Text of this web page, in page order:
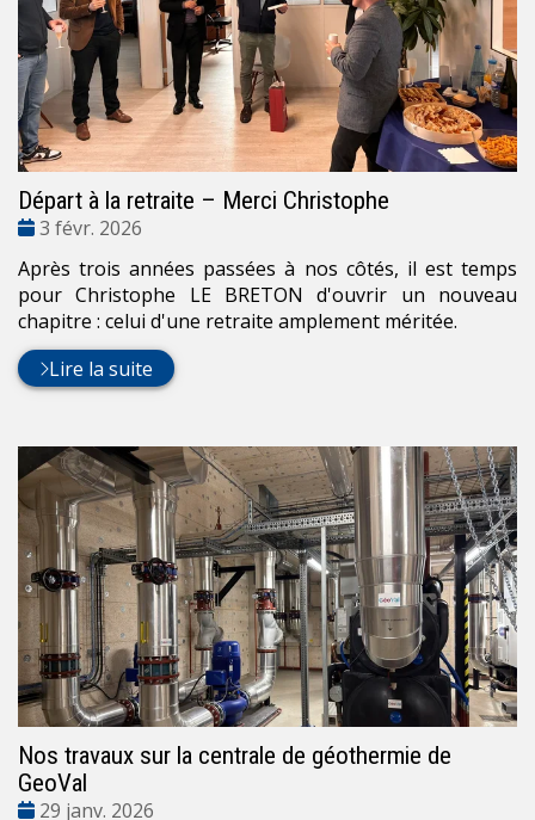
Départ à la retraite – Merci Christophe
Date
3 févr. 2026
Après trois années passées à nos côtés, il est temps
pour Christophe LE BRETON d'ouvrir un nouveau
chapitre : celui d'une retraite amplement méritée.
Lire la suite
Nos travaux sur la centrale de géothermie de
GeoVal
Date
29 janv. 2026